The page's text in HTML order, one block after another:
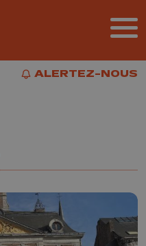
ALERTEZ-NOUS
ALERTEZ-NOUS